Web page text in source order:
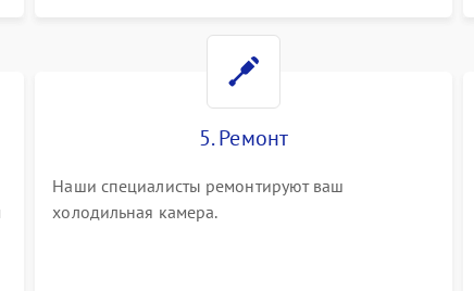
5. Ремонт
Наши специалисты ремонтируют ваш
холодильная камера.